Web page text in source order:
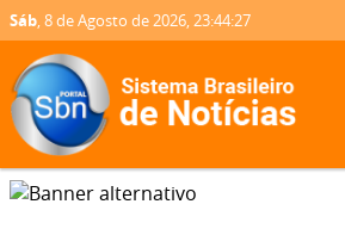
Sáb, 8 de Agosto de 2026,23:44:28